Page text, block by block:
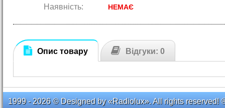
Наявність: НЕМАЄ
Опис товару Відгуки: 0
1999 - 2026 © Designed by «Radiolux». All rights reserved!